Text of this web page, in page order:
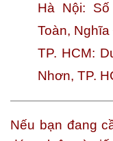
Hà Nội:
Toàn,
TP. HCM:
Nhơn, TP.
Nếu bạn đang